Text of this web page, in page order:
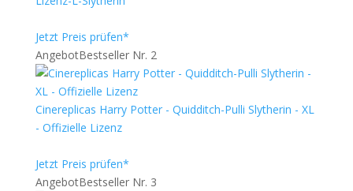
Jetzt Preis prüfen*
AngebotBestseller Nr. 2
Cinereplicas Harry Potter - Quidditch-Pulli Slytherin - XL
- Offizielle Lizenz
Jetzt Preis prüfen*
AngebotBestseller Nr. 3